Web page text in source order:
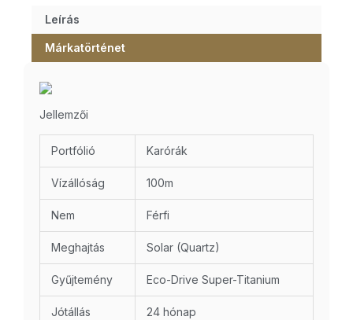
Leírás
Márkatörténet
Jellemzői
Portfólió Karórák
Vízállóság 100m
Nem Férfi
Meghajtás Solar (Quartz)
Gyűjtemény Eco-Drive Super-Titanium
Jótállás 24 hónap